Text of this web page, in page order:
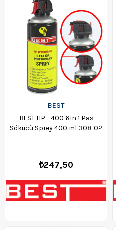
BEST
BEST HPL-400 6 in 1 Pas
Sökücü Sprey 400 ml 308-02
₺247,50